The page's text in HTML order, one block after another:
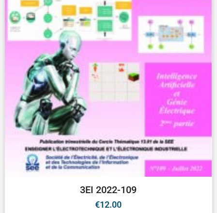
3EI 2022-109
€12.00